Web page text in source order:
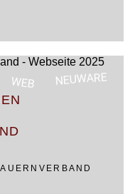
WEB NEUWARE